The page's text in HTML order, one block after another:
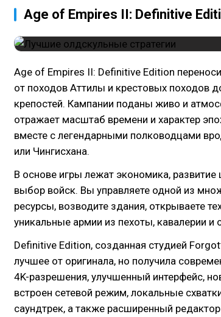
Age of Empires II: Definitive
Age of Empires II: Definitive Edition
от походов Аттилы и крестовых походов
крепостей. Кампании поданы живо и
отражает масштаб времени и характер
вместе с легендарными полководцами
или Чингисхана.
В основе игры лежат экономика,
выбор войск. Вы управляете одной из
ресурсы, возводите здания, открываете
уникальные армии из пехоты, кавалерии
Definitive Edition, созданная студией
лучшее от оригинала, но получила
4K-разрешения, улучшенный интерфейс,
встроен сетевой режим, локальные
саундтрек, а также расширенный